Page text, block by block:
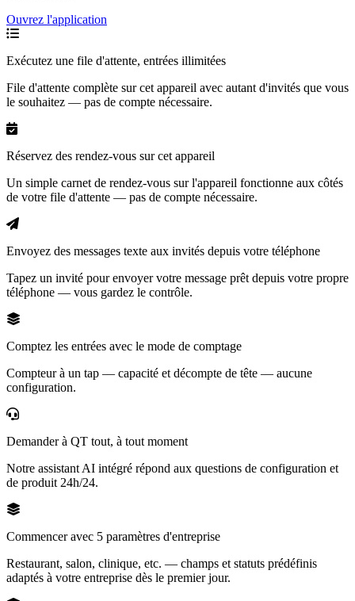
Ouvrez l'application
Exécutez une file d'attente, entrées illimitées
File d'attente complète sur cet appareil avec autant d'invités que vous
le souhaitez — pas de compte nécessaire.
Réservez des rendez-vous sur cet appareil
Un simple carnet de rendez-vous sur l'appareil fonctionne aux côtés
de votre file d'attente — pas de compte nécessaire.
Envoyez des messages texte aux invités depuis votre téléphone
Tapez un invité pour envoyer votre message prêt depuis votre propre
téléphone — vous gardez le contrôle.
Comptez les entrées avec le mode de comptage
Compteur à un tap — capacité et décompte de tête — aucune
configuration.
Demander à QT tout, à tout moment
Notre assistant AI intégré répond aux questions de configuration et
de produit 24h/24.
Commencer avec 5 paramètres d'entreprise
Restaurant, salon, clinique, etc. — champs et statuts prédéfinis
adaptés à votre entreprise dès le premier jour.